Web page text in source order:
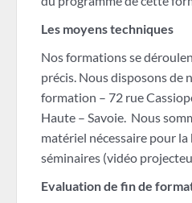
Les moyens techniques
Nos formations se
précis. Nous disposons de
formation – 72 rue
Haute – Savoie. Nous
matériel nécessaire pour
séminaires (vidéo
Evaluation de fin de